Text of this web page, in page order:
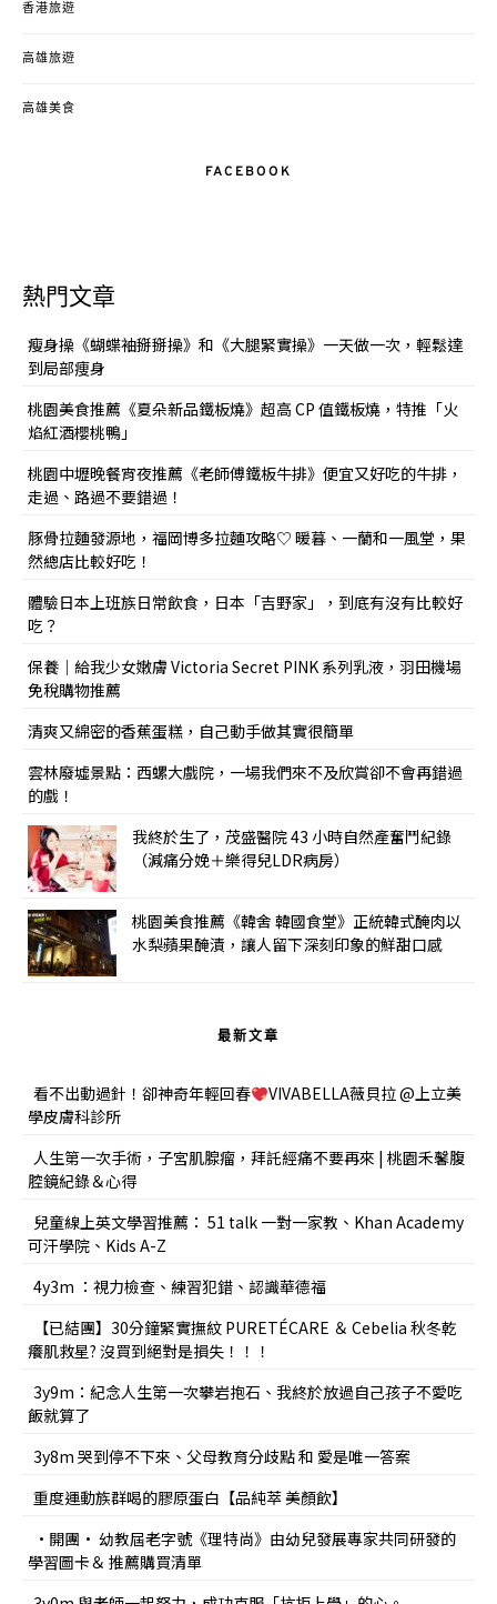
香港旅遊
高雄旅遊
高雄美食
FACEBOOK
熱門文章
瘦身操《蝴蝶袖掰掰操》和《大腿緊實操》一天做一次，輕鬆達
到局部痩身
桃園美食推薦《夏朵新品鐵板燒》超高 CP 值鐵板燒，特推「火
焰紅酒櫻桃鴨」
桃園中壢晚餐宵夜推薦《老師傅鐵板牛排》便宜又好吃的牛排，
走過、路過不要錯過！
豚骨拉麵發源地，福岡博多拉麵攻略♡ 暖暮、一蘭和一風堂，果
然總店比較好吃！
體驗日本上班族日常飲食，日本「吉野家」，到底有沒有比較好
吃？
保養｜給我少女嫩膚 Victoria Secret PINK 系列乳液，羽田機場
免稅購物推薦
清爽又綿密的香蕉蛋糕，自己動手做其實很簡單
雲林廢墟景點：西螺大戲院，一場我們來不及欣賞卻不會再錯過
的戲！
我終於生了，茂盛醫院 43 小時自然產奮鬥紀錄
（減痛分娩＋樂得兒LDR病房）
桃園美食推薦《韓舍 韓國食堂》正統韓式醃肉以
水梨蘋果醃漬，讓人留下深刻印象的鮮甜口感
最新文章
看不出動過針！卻神奇年輕回春
VIVABELLA薇貝拉 @上立美
學皮膚科診所
人生第一次手術，子宮肌腺瘤，拜託經痛不要再來 | 桃園禾馨腹
腔鏡紀錄＆心得
兒童線上英文學習推薦： 51 talk 一對一家教、Khan Academy
可汗學院、Kids A-Z
4y3m ：視力檢查、練習犯錯、認識華德福
【已結團】30分鐘緊實撫紋 PURETÉCARE ＆ Cebelia 秋冬乾
癢肌救星? 沒買到絕對是損失！！！
3y9m：紀念人生第一次攀岩抱石、我終於放過自己孩子不愛吃
飯就算了
3y8m 哭到停不下來、父母教育分歧點 和 愛是唯一答案
重度運動族群喝的膠原蛋白【品純萃 美顏飲】
•開團• 幼教屆老字號《理特尚》由幼兒發展專家共同研發的
學習圖卡＆ 推薦購買清單